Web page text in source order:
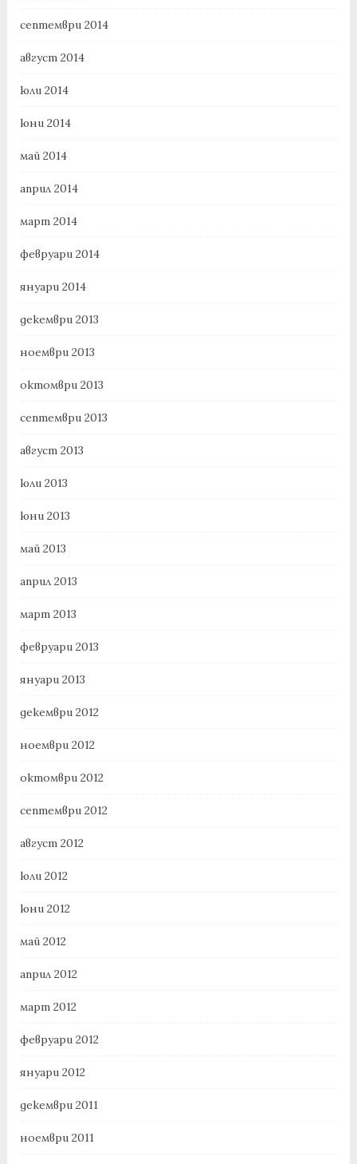
септември 2014
август 2014
юли 2014
юни 2014
май 2014
април 2014
март 2014
февруари 2014
януари 2014
декември 2013
ноември 2013
октомври 2013
септември 2013
август 2013
юли 2013
юни 2013
май 2013
април 2013
март 2013
февруари 2013
януари 2013
декември 2012
ноември 2012
октомври 2012
септември 2012
август 2012
юли 2012
юни 2012
май 2012
април 2012
март 2012
февруари 2012
януари 2012
декември 2011
ноември 2011